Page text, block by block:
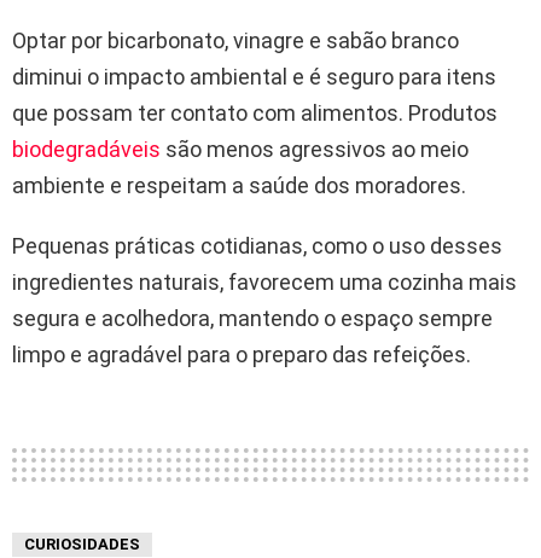
Optar por bicarbonato, vinagre e sabão branco
diminui o impacto ambiental e é seguro para itens
que possam ter contato com alimentos. Produtos
biodegradáveis são menos agressivos ao meio
ambiente e respeitam a saúde dos moradores.
Pequenas práticas cotidianas, como o uso desses
ingredientes naturais, favorecem uma cozinha mais
segura e acolhedora, mantendo o espaço sempre
limpo e agradável para o preparo das refeições.
CURIOSIDADES